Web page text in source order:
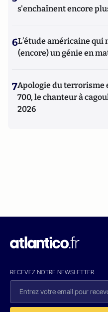
s'enchaînent encore
6L’étude américaine qui
(encore) un génie en
7Apologie du terrorisme
700, le chanteur à
2026
RECEVEZ NOTRE NEWSLETTER